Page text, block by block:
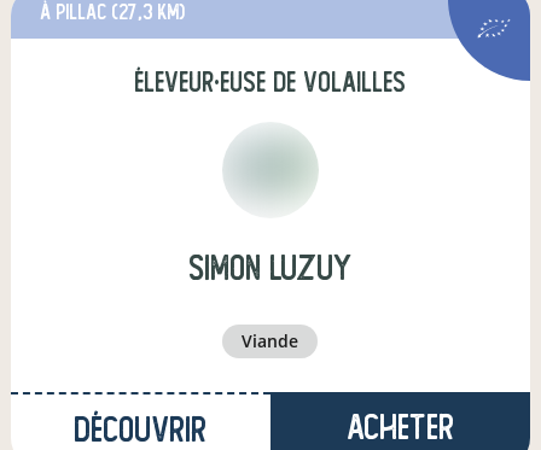
à Pillac (27,3 km)
éleveur·euse de volailles
simon luzuy
viande
Découvrir Acheter